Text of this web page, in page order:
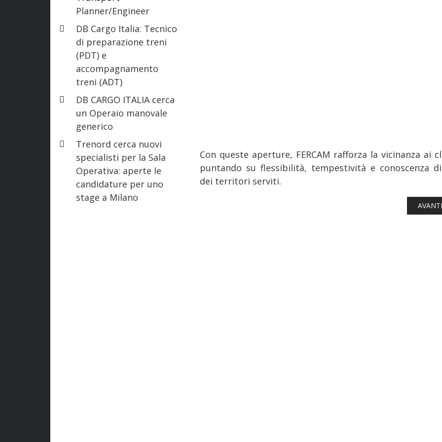
Planner/Engineer
DB Cargo Italia: Tecnico
di preparazione treni
(PDT) e
accompagnamento
treni (ADT)
DB CARGO ITALIA cerca
un Operaio manovale
generico
Trenord cerca nuovi
specialisti per la Sala
Operativa: aperte le
candidature per uno
stage a Milano
Con queste aperture, FERCAM rafforza la vicinanza ai
puntando su flessibilità, tempestività e conoscenza
dei territori serviti.
AVANTI